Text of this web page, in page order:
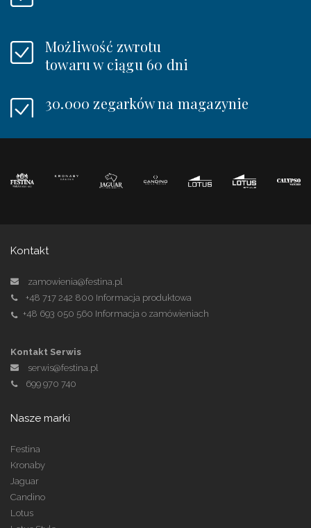
Możliwość zwrotu
towaru w ciągu 60 dni
30.000 zegarków na magazynie
Kontakt
zamowienia@festina.pl
+48 717 242 800 Informacja produktowa
+48 693 050 560 Informacja o zamówieniach
Kontakt Serwis
serwis@festina.pl
699 970 740
Nasze marki
Festina
Kronaby
Jaguar
Candino
Lotus